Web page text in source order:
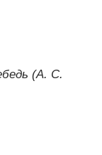
(А. С.